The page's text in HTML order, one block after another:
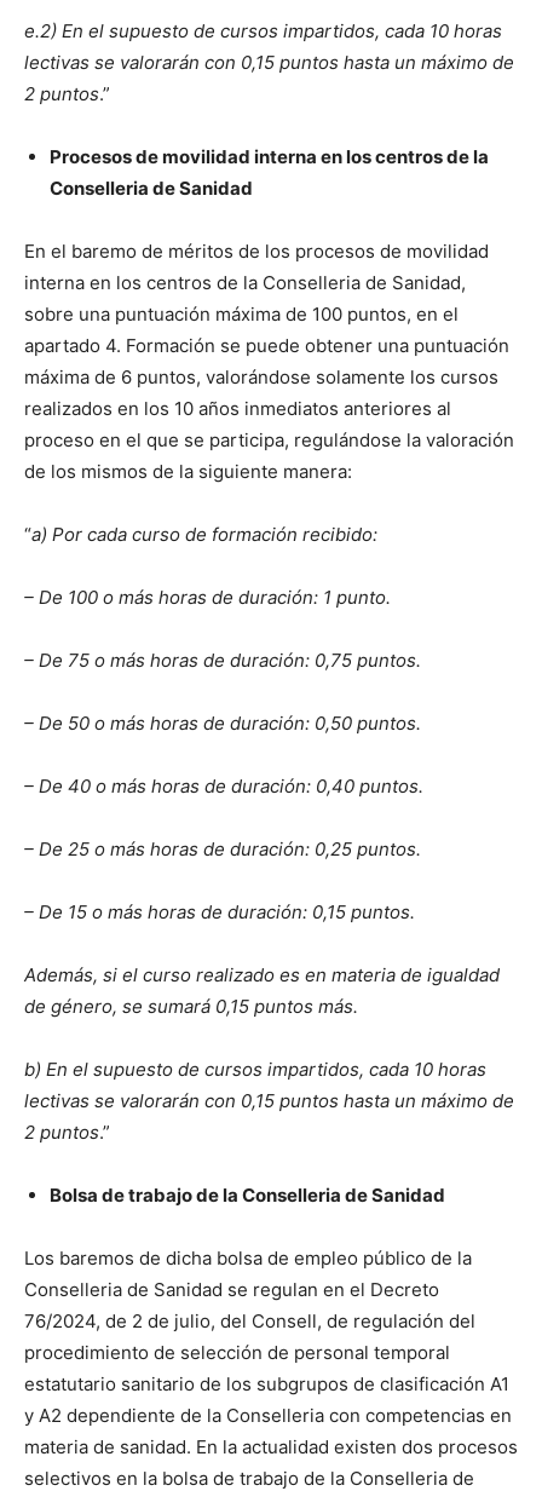
e.2) En el supuesto de cursos impartidos, cada 10 horas
lectivas se valorarán con 0,15 puntos hasta un máximo de
2 puntos.”
Procesos de movilidad interna en los centros de la
Conselleria de Sanidad
En el baremo de méritos de los procesos de movilidad
interna en los centros de la Conselleria de Sanidad,
sobre una puntuación máxima de 100 puntos, en el
apartado 4. Formación se puede obtener una puntuación
máxima de 6 puntos, valorándose solamente los cursos
realizados en los 10 años inmediatos anteriores al
proceso en el que se participa, regulándose la valoración
de los mismos de la siguiente manera:
“a) Por cada curso de formación recibido:
– De 100 o más horas de duración: 1 punto.
– De 75 o más horas de duración: 0,75 puntos.
– De 50 o más horas de duración: 0,50 puntos.
– De 40 o más horas de duración: 0,40 puntos.
– De 25 o más horas de duración: 0,25 puntos.
– De 15 o más horas de duración: 0,15 puntos.
Además, si el curso realizado es en materia de igualdad
de género, se sumará 0,15 puntos más.
b) En el supuesto de cursos impartidos, cada 10 horas
lectivas se valorarán con 0,15 puntos hasta un máximo de
2 puntos.”
Bolsa de trabajo de la Conselleria de Sanidad
Los baremos de dicha bolsa de empleo público de la
Conselleria de Sanidad se regulan en el Decreto
76/2024, de 2 de julio, del Consell, de regulación del
procedimiento de selección de personal temporal
estatutario sanitario de los subgrupos de clasificación A1
y A2 dependiente de la Conselleria con competencias en
materia de sanidad. En la actualidad existen dos procesos
selectivos en la bolsa de trabajo de la Conselleria de